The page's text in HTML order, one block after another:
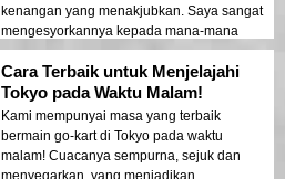
kenangan yang menakjubkan. Saya sangat
mengesyorkannya kepada mana-mana
keluarga!
Cara Terbaik untuk Menjelajahi
Tokyo pada Waktu Malam!
Kami mempunyai masa yang terbaik
bermain go-kart di Tokyo pada waktu
malam! Cuacanya sempurna, sejuk dan
menyegarkan, yang menjadikan